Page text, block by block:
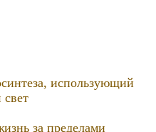
использующий
за пределами